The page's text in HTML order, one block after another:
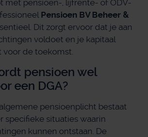
met pensioen-, lijfrente- of ODV-
Pensioen BV Beheer &
Dit zorgt ervoor dat je aan
voldoet en je kapitaal
voor de toekomst.
pensioen wel
een DGA?
pensioenplicht bestaat
specifieke situaties waarin
kunnen ontstaan. De